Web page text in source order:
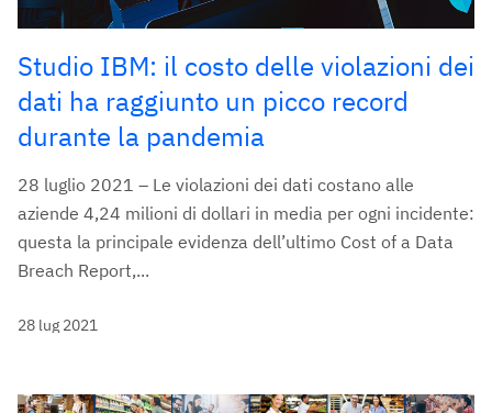
Studio IBM: il costo delle violazioni dei
dati ha raggiunto un picco record
durante la pandemia
28 luglio 2021 – Le violazioni dei dati costano alle
aziende 4,24 milioni di dollari in media per ogni incidente:
questa la principale evidenza dell’ultimo Cost of a Data
Breach Report,...
28 lug 2021